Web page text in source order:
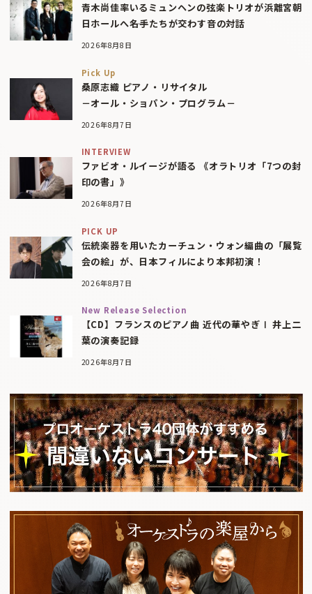
青木尚佳率いるミュンヘンの弦楽トリオが浜離宮朝
日ホールへ――名手たちが交わす音の対話
2026年8月8日
Pick Up
桑原志織 ピアノ・リサイタル
－オール・ショパン・プログラム－
2026年8月7日
INTERVIEW
ファビオ・ルイージが語る 《オラトリオ「7つの封
印の書」》
2026年8月7日
PICK UP
伝統楽器を用いたカーチュン・ウォン編曲の「展覧
会の絵」が、日本フィルにより本邦初演！
2026年8月7日
New Release Selection
【CD】フランスのピアノ曲 近代の華やぎⅠ 井上二
葉の演奏記録
2026年8月7日